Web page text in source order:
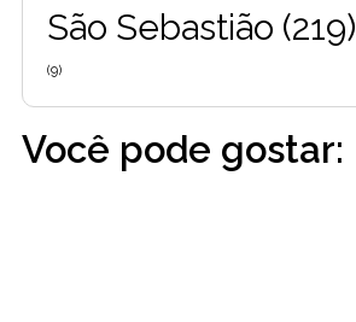
São Sebastião (219)
(9)
Você pode gostar: